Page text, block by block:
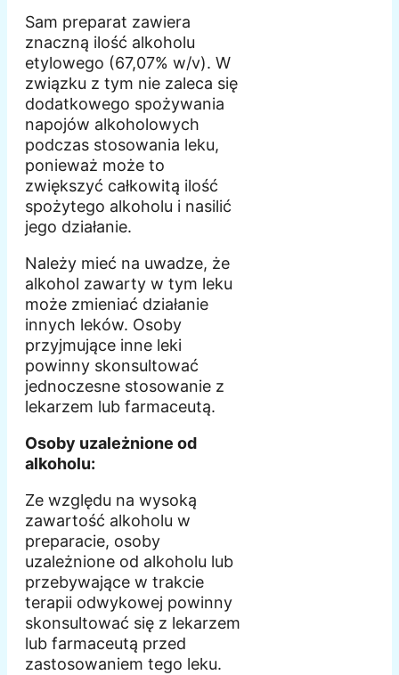
Sam preparat zawiera
znaczną ilość alkoholu
etylowego (67,07% w/v). W
związku z tym nie zaleca się
dodatkowego spożywania
napojów alkoholowych
podczas stosowania leku,
ponieważ może to
zwiększyć całkowitą ilość
spożytego alkoholu i nasilić
jego działanie.
Należy mieć na uwadze, że
alkohol zawarty w tym leku
może zmieniać działanie
innych leków. Osoby
przyjmujące inne leki
powinny skonsultować
jednoczesne stosowanie z
lekarzem lub farmaceutą.
Osoby uzależnione od
alkoholu:
Ze względu na wysoką
zawartość alkoholu w
preparacie, osoby
uzależnione od alkoholu lub
przebywające w trakcie
terapii odwykowej powinny
skonsultować się z lekarzem
lub farmaceutą przed
zastosowaniem tego leku.